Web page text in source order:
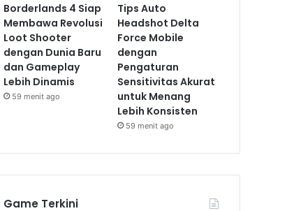
Borderlands 4 Siap
Membawa Revolusi
Loot Shooter
dengan Dunia Baru
dan Gameplay
Lebih Dinamis
59 menit ago
Tips Auto
Headshot Delta
Force Mobile
dengan
Pengaturan
Sensitivitas Akurat
untuk Menang
Lebih Konsisten
59 menit ago
Game Terkini